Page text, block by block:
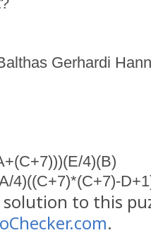
Gerhardi
4)(B)
4)((C+7)*(C+7)-
solution to this
.